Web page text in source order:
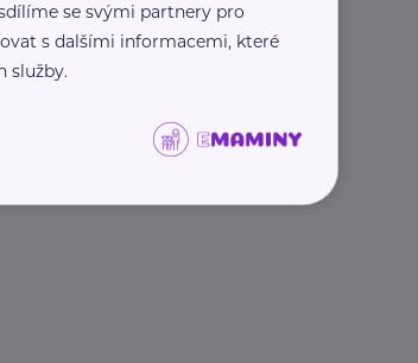
se svými partnery pro
s dalšími informacemi, které
služby.